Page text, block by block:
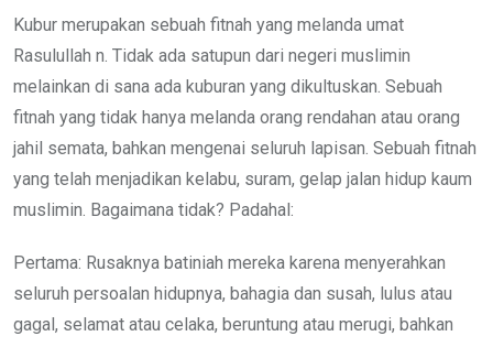
Kubur merupakan sebuah fitnah yang melanda umat
Rasulullah n. Tidak ada satupun dari negeri muslimin
melainkan di sana ada kuburan yang dikultuskan. Sebuah
fitnah yang tidak hanya melanda orang rendahan atau orang
jahil semata, bahkan mengenai seluruh lapisan. Sebuah fitnah
yang telah menjadikan kelabu, suram, gelap jalan hidup kaum
muslimin. Bagaimana tidak? Padahal:
Pertama: Rusaknya batiniah mereka karena menyerahkan
seluruh persoalan hidupnya, bahagia dan susah, lulus atau
gagal, selamat atau celaka, beruntung atau merugi, bahkan